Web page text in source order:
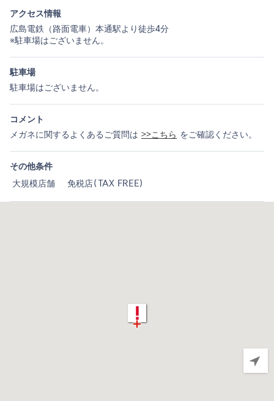
アクセス情報
広島電鉄（路面電車）本通駅より徒歩4分
※駐車場はございません。
駐車場
駐車場はございません。
コメント
メガネに関するよくあるご質問は >>こちら をご確認ください。
その他条件
大規模店舗
免税店(TAX FREE)